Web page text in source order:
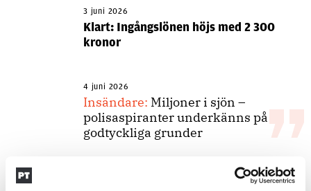
3 juni 2026
Klart: Ingångslönen höjs med 2 300
kronor
4 juni 2026
Insändare: Miljoner i sjön –
polisaspiranter underkänns på
godtyckliga grunder